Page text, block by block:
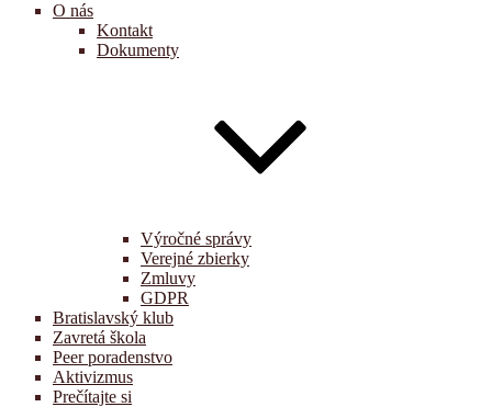
O nás
Kontakt
Dokumenty
Výročné správy
Verejné zbierky
Zmluvy
GDPR
Bratislavský klub
Zavretá škola
Peer poradenstvo
Aktivizmus
Prečítajte si